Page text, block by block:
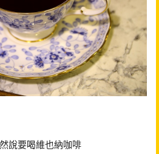
說要喝維也納咖啡